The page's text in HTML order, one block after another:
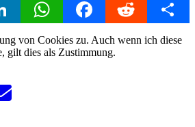
WhatsAppFacebookReddit Share
von Cookies zu. Auch wenn ich diese
gilt dies als Zustimmung.